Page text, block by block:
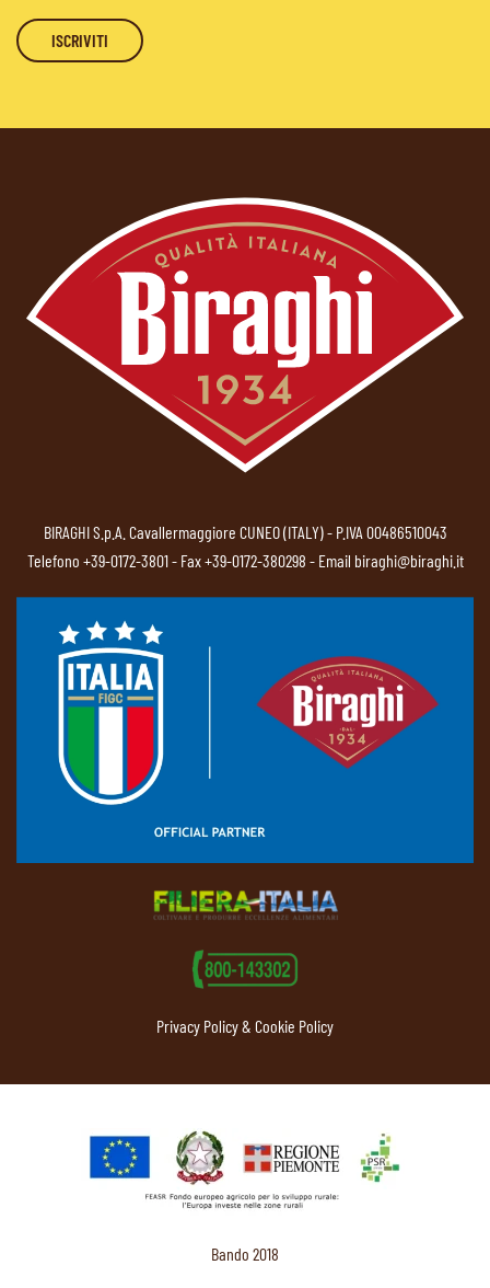
BIRAGHI S.p.A. Cavallermaggiore CUNEO (ITALY) - P.IVA 00486510043
Telefono +39-0172-3801- Fax +39-0172-380298 - Email biraghi@biraghi.it
Privacy Policy & Cookie Policy
Bando 2018